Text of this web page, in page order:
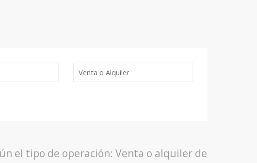
el tipo de operación: Venta o alquiler de